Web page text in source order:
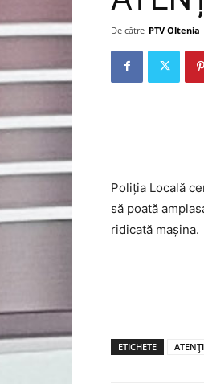
De către PTV Oltenia
Poliția Locală
să poată
ridicată mașina.
ETICHETE